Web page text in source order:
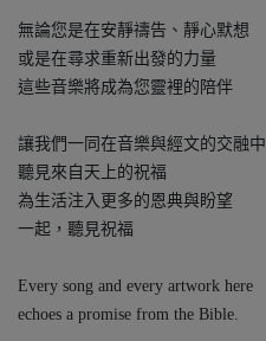
無論您是在安靜禱告、靜心默想
或是在尋求重新出發的力量
這些音樂將成為您靈裡的陪伴
讓我們一同在音樂與經文的交融中
聽見來自天上的祝福
為生活注入更多的恩典與盼望
一起，聽見祝福
Every song and every artwork here
echoes a promise from the Bible.